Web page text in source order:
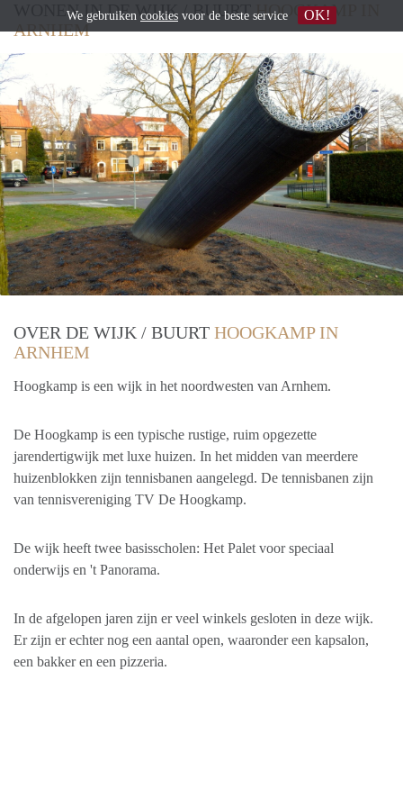
WONEN IN DE WIJK / BUURTHOOGKAMP IN
ARNHEM
OVER DE WIJK / BUURT HOOGKAMP IN
ARNHEM
Hoogkamp is een wijk in het noordwesten van Arnhem.
De Hoogkamp is een typische rustige, ruim opgezette
jarendertigwijk met luxe huizen. In het midden van meerdere
huizenblokken zijn tennisbanen aangelegd. De tennisbanen zijn
van tennisvereniging TV De Hoogkamp.
De wijk heeft twee basisscholen: Het Palet voor speciaal
onderwijs en 't Panorama.
In de afgelopen jaren zijn er veel winkels gesloten in deze wijk.
Er zijn er echter nog een aantal open, waaronder een kapsalon,
een bakker en een pizzeria.
We gebruiken cookies voor de beste service OK!